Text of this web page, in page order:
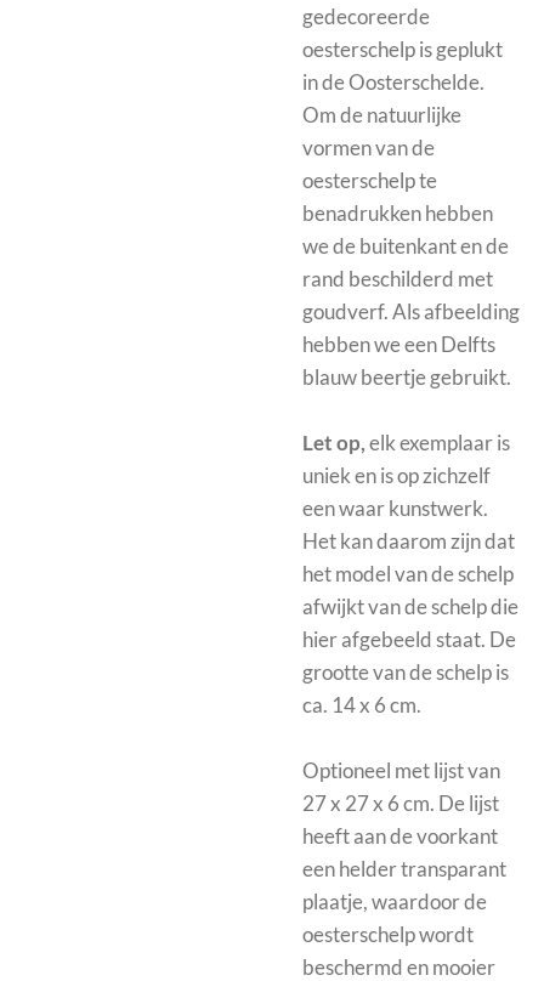
gedecoreerde
oesterschelp is geplukt
in de Oosterschelde.
Om de natuurlijke
vormen van de
oesterschelp te
benadrukken hebben
we de buitenkant en de
rand beschilderd met
goudverf. Als afbeelding
hebben we een Delfts
blauw beertje gebruikt.
Let op,elk exemplaar is
uniek en is op zichzelf
een waar kunstwerk.
Het kan daarom zijn dat
het model van de schelp
afwijkt van de schelp die
hier afgebeeld staat. De
grootte van de schelp is
ca. 14 x 6 cm.
Optioneel metlijst van
27 x 27 x 6 cm. De lijst
heeft aan de voorkant
een helder transparant
plaatje, waardoor de
oesterschelp wordt
beschermd en mooier